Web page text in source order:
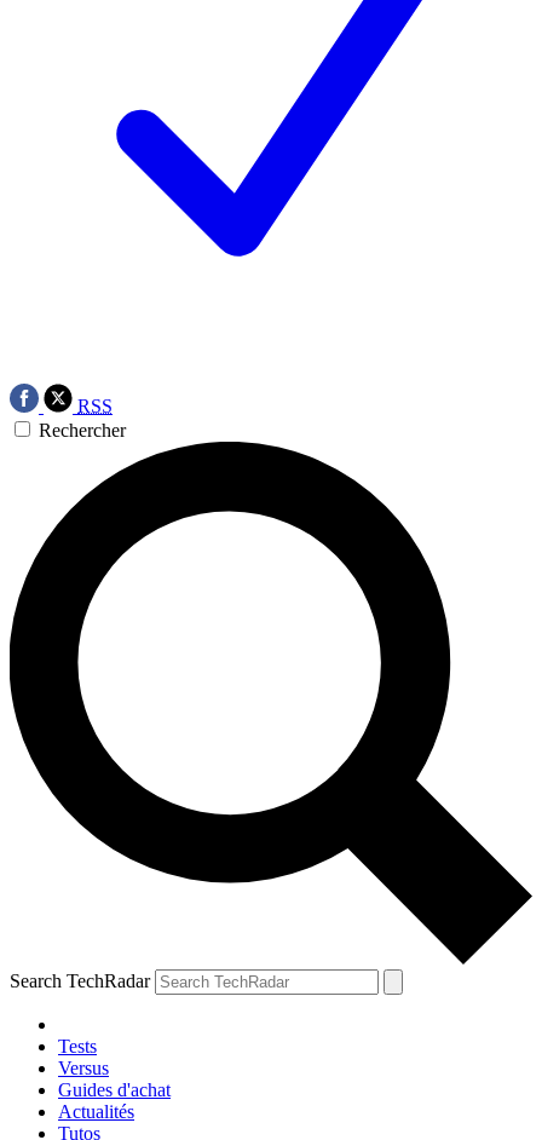
RSS
Rechercher
Search TechRadar
Tests
Versus
Guides d'achat
Actualités
Tutos